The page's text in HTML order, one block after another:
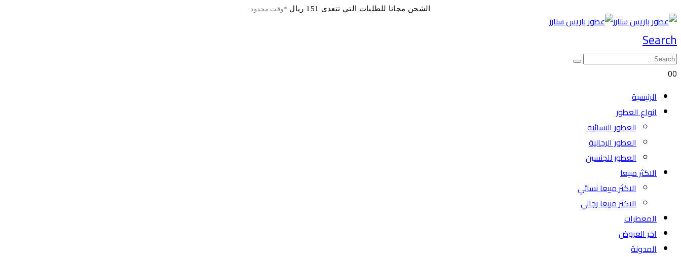
الشحن مجانا للطلبات التي تتعدى 151 ريال *وقت محدود
Search
00
الرئيسية
انواع العطور
العطور النسائية
العطور الرجالية
العطور للجنسين
الاكثر مبيعا
الاكثر مبيعا نسائي
الاكثر مبيعا رجالي
المعطرات
اخر العروض
المدونة